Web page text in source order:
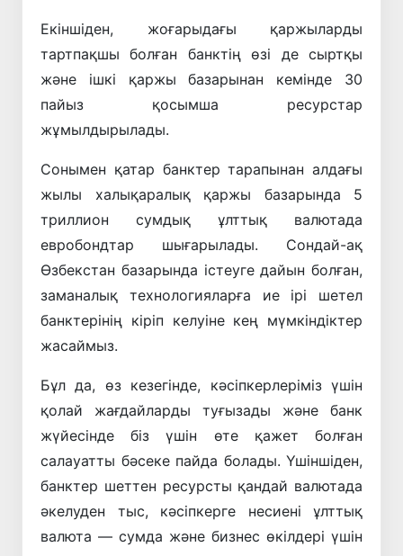
Екіншіден, жоғарыдағы қаржыларды
тартпақшы болған банктің өзі де сыртқы
және ішкі қаржы базарынан кемінде 30
пайыз қосымша ресурстар
жұмылдырылады.
Сонымен қатар банктер тарапынан алдағы
жылы халықаралық қаржы базарында 5
триллион сумдық ұлттық валютада
евробондтар шығарылады. Сондай-ақ
Өзбекстан базарында істеуге дайын болған,
заманалық технологияларға ие ірі шетел
банктерінің кіріп келуіне кең мүмкіндіктер
жасаймыз.
Бұл да, өз кезегінде, кәсіпкерлеріміз үшін
қолай жағдайларды туғызады және банк
жүйесінде біз үшін өте қажет болған
салауатты бәсеке пайда болады. Үшіншіден,
банктер шеттен ресурсты қандай валютада
әкелуден тыс, кәсіпкерге несиені ұлттық
валюта — сумда және бизнес өкілдері үшін